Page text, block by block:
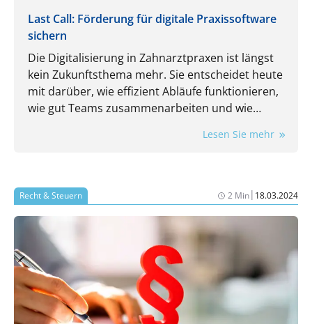
Last Call: Förderung für digitale Praxissoftware
sichern
Die Digitalisierung in Zahnarztpraxen ist längst
kein Zukunftsthema mehr. Sie entscheidet heute
mit darüber, wie effizient Abläufe funktionieren,
wie gut Teams zusammenarbeiten und wie
Lesen Sie mehr
Recht & Steuern 2 Min| 18.03.2024